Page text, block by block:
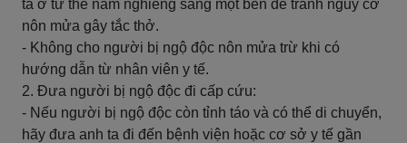
ta ở tư thế nằm nghiêng sang một bên để tránh nguy cơ
nôn mửa gây tắc thở.
- Không cho người bị ngộ độc nôn mửa trừ khi có
hướng dẫn từ nhân viên y tế.
2. Đưa người bị ngộ độc đi cấp cứu:
- Nếu người bị ngộ độc còn tỉnh táo và có thể di chuyển,
hãy đưa anh ta đi đến bệnh viện hoặc cơ sở y tế gần